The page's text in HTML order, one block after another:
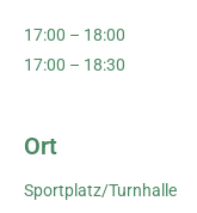
17:00 – 18:00
17:00 – 18:30
Ort
Sportplatz/Turnhalle